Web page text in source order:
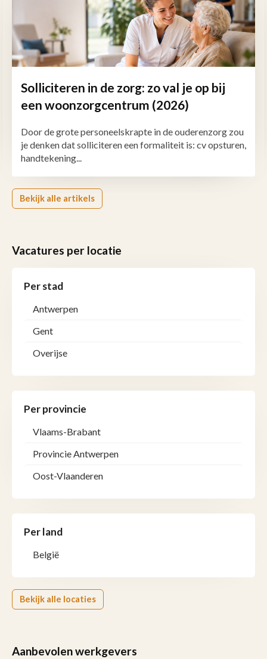
Solliciteren in de zorg: zo val je op bij
een woonzorgcentrum (2026)
Door de grote personeelskrapte in de ouderenzorg zou
je denken dat solliciteren een formaliteit is: cv opsturen,
handtekening...
Bekijk alle artikels
Vacatures per locatie
Per stad
Antwerpen
Gent
Overijse
Per provincie
Vlaams-Brabant
Provincie Antwerpen
Oost-Vlaanderen
Per land
België
Bekijk alle locaties
Aanbevolen werkgevers